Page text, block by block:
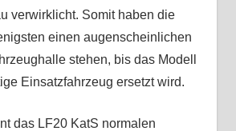
verwirklicht. Somit haben die
einen augenscheinlichen
stehen, bis das Modell
Einsatzfahrzeug ersetzt wird.
das LF20 KatS normalen